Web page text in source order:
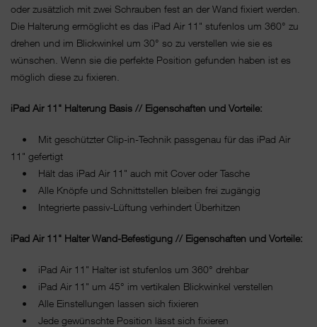
oder zusätzlich mit zwei Schrauben fest an der Wand fixiert werden.
Die Halterung ermöglicht es das iPad Air 11" stufenlos um 360° zu
drehen und im Blickwinkel um 30° so zu verstellen wie sie es
wünschen. Wenn sie die perfekte Position gefunden haben ist es
möglich diese zu fixieren.
iPad Air 11" Halterung Basis // Eigenschaften und Vorteile:
• Mit geschützter Clip-in-Technik passgenau für das iPad Air
11" gefertigt
• Hält das iPad Air 11" auch mit Cover oder Tasche
• Alle Knöpfe und Schnittstellen bleiben frei zugängig
• Integrierte passiv-Lüftung verhindert Überhitzen
iPad Air 11" Halter Wand-Befestigung // Eigenschaften und Vorteile:
• iPad Air 11" Halter ist stufenlos um 360° drehbar
• iPad Air 11" um 45° im vertikalen Blickwinkel verstellen
• Alle Einstellungen lassen sich fixieren
• Jede gewünschte Position lässt sich fixieren